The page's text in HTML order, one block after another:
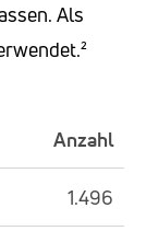
Als
Anzahl
1.496